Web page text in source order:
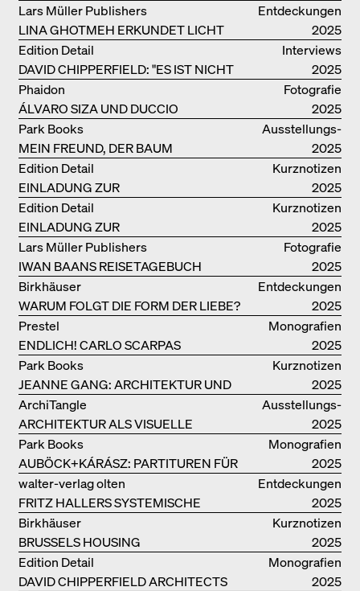
Entdeckungen
LINA GHOTMEH ERKUNDET LICHT
UND DUNKELHEIT
Lars Müller Publishers
2025
Interviews
DAVID CHIPPERFIELD: "ES IST NICHT
SO LEICHT, BERLIN ZU MÖGEN"
Edition Detail
2025
Fotografie
ÁLVARO SIZA UND DUCCIO
MALAGAMBA: SKIZZEN UND
FOTOGRAFIEN
Phaidon
2025
Ausstellungs­
kataloge
MEIN FREUND, DER BAUM
Park Books
2025
Kurznotizen
EINLADUNG ZUR
BUCHVORSTELLUNG
Edition Detail
2025
Kurznotizen
EINLADUNG ZUR
BUCHPRÄSENTATION IM
BREGENZERWALD
Edition Detail
2025
Fotografie
IWAN BAANS REISETAGEBUCH
Lars Müller Publishers
2025
Entdeckungen
WARUM FOLGT DIE FORM DER LIEBE?
Birkhäuser
2025
Monografien
ENDLICH! CARLO SCARPAS
GESAMTWERK
Prestel
2025
Kurznotizen
JEANNE GANG: ARCHITEKTUR UND
DIE KUNST DES PFROPFENS
Park Books
2025
Ausstellungs­
kataloge
ARCHITEKTUR ALS VISUELLE
INVESTIGATION
ArchiTangle
2025
Monografien
AUBÖCK+KÁRÁSZ: PARTITUREN FÜR
OFFENE RÄUME
Park Books
2025
Entdeckungen
FRITZ HALLERS SYSTEMISCHE
STADTUTOPIE
walter-verlag olten
2025
Kurznotizen
BRUSSELS HOUSING
Birkhäuser
2025
Monografien
DAVID CHIPPERFIELD ARCHITECTS
Edition Detail
2025